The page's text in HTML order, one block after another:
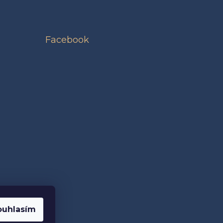
Facebook